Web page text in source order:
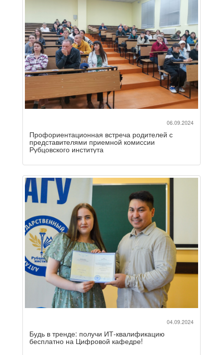
06.09.2024
Профориентационная встреча родителей с
представителями приемной комиссии
Рубцовского института
04.09.2024
Будь в тренде: получи ИТ-квалификацию
бесплатно на Цифровой кафедре!